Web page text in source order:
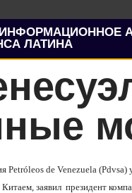
ЛАТИНА
Petróleos de Venezuela (Pdvsa)
заявил президент